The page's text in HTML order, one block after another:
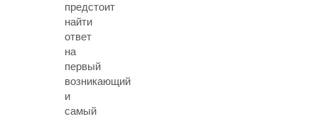
предстоит
найти
ответ
на
первый
возникающий
и
самый